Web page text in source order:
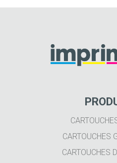
CARTOUCHES
CARTOUCHES